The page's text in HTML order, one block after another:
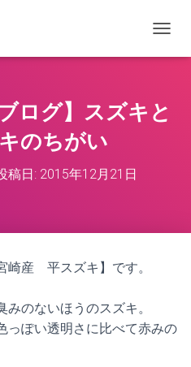
ログ】スズキと
のちがい
稿日: 2015年12月21日
崎産 平スズキ】です。
のないほうのスズキ。
っぽい透明さに比べて赤みの